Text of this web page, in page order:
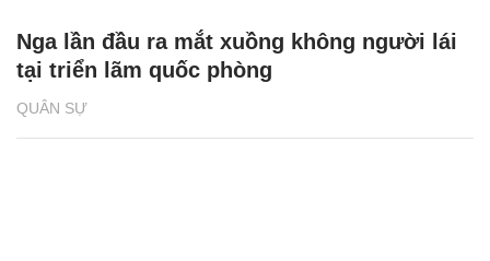
QUÂN SỰ
Nga lần đầu ra mắt xuồng không người lái
tại triển lãm quốc phòng